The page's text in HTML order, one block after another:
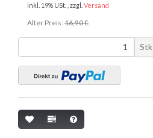
inkl. 19% USt. , zzgl. Versand
Alter Preis: 16,90 €
Stk